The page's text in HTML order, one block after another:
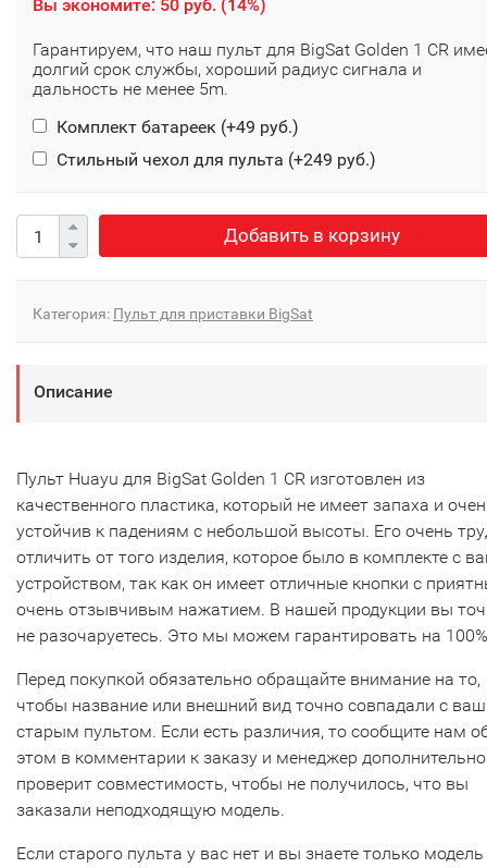
Вы экономите: 50 руб. (14%)
Гарантируем, что наш пульт для BigSat Golden 1 CR
долгий срок службы, хороший радиус сигнала и
дальность не менее 5m.
Комплект батареек (+49 руб.)
Стильный чехол для пульта (+249 руб.)
Добавить в корзину
Категория: Пульт для приставки BigSat
Описание
Пульт Huayu для BigSat Golden 1 CR изготовлен из
качественного пластика, который не имеет запаха и
устойчив к падениям с небольшой высоты. Его очень
отличить от того изделия, которое было в комплекте с
устройством, так как он имеет отличные кнопки с
очень отзывчивым нажатием. В нашей продукции вы
не разочаруетесь. Это мы можем гарантировать на
Перед покупкой обязательно обращайте внимание на то,
чтобы название или внешний вид точно совпадали с
старым пультом. Если есть различия, то сообщите нам
этом в комментарии к заказу и менеджер дополнительно
проверит совместимость, чтобы не получилось, что вы
заказали неподходящую модель.
Если старого пульта у вас нет и вы знаете только модель